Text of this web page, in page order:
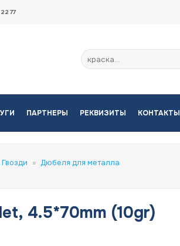
77
Искать:
ПАРТНЕРЫ РЕКВИЗИТЫ КОНТАКТЫ
» Дюбеля для металла
4.5*70mm (10gr)